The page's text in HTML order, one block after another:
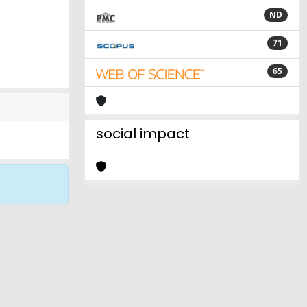
ND
71
65
social impact